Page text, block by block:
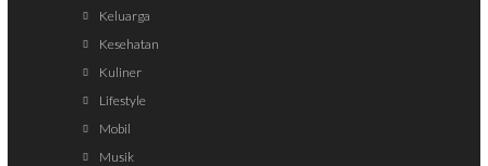
Keluarga
Kesehatan
Kuliner
Lifestyle
Mobil
Musik